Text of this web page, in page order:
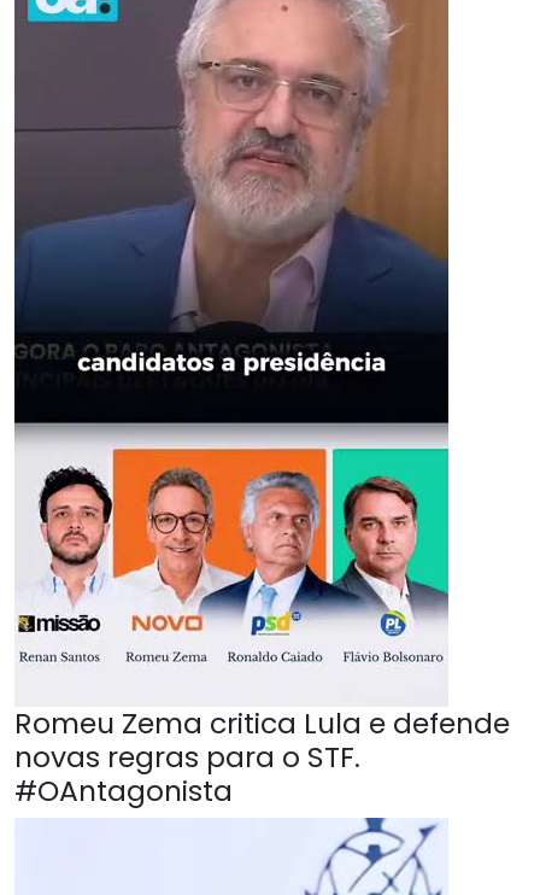
Romeu Zema critica Lula e defende
novas regras para o STF.
#OAntagonista